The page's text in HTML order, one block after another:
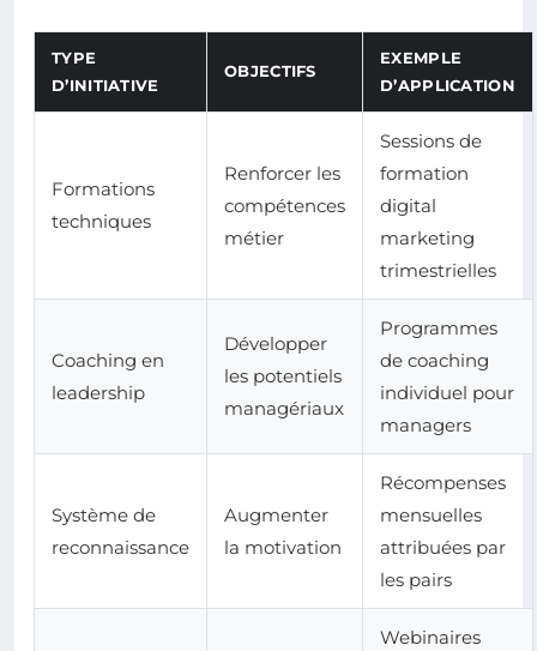
TYPE
D’INITIATIVE
OBJECTIFS
EXEMPLE
D’APPLICATION
Formations
techniques
Renforcer les
compétences
métier
Sessions de
formation
digital
marketing
trimestrielles
Coaching en
leadership
Développer
les potentiels
managériaux
Programmes
de coaching
individuel pour
managers
Système de
reconnaissance
Augmenter
la motivation
Récompenses
mensuelles
attribuées par
les pairs
Webinaires